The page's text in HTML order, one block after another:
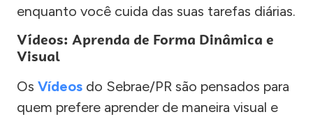
enquanto você cuida das suas tarefas diárias.
Vídeos: Aprenda de Forma Dinâmica e
Visual
Os Vídeos do Sebrae/PR são pensados para
quem prefere aprender de maneira visual e